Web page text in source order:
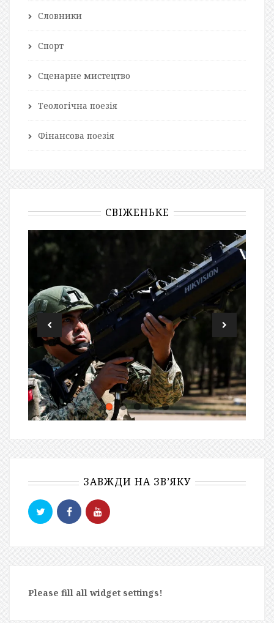
Словники
Спорт
Сценарне мистецтво
Теологічна поезія
Фінансова поезія
СВІЖЕНЬКЕ
ЗАВЖДИ НА ЗВ’ЯКУ
Please fill all widget settings!